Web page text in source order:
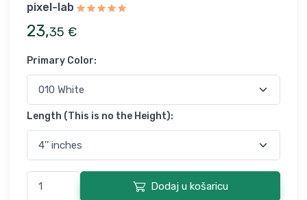
pixel-lab
23,35 €
Primary Color:
Length (This is no the Height):
Dodaj u košaricu